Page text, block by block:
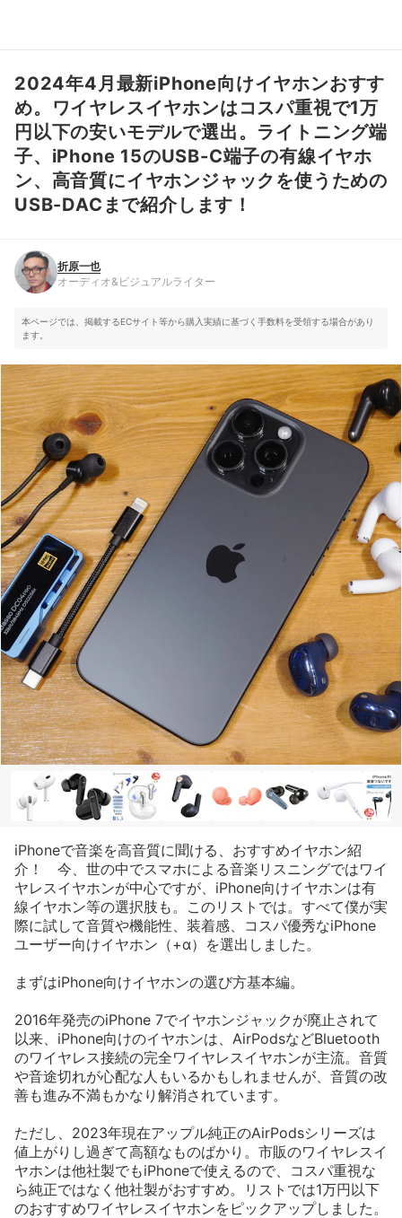
折原一也
オーディオ&ビジュアルライター
2024年4月最新iPhone向けイヤホンおすす
め。ワイヤレスイヤホンはコスパ重視で1万
円以下の安いモデルで選出。ライトニング端
子、iPhone 15のUSB-C端子の有線イヤホ
ン、高音質にイヤホンジャックを使うための
USB-DACまで紹介します！
折原一也
オーディオ&ビジュアルライター
本ページでは、掲載するECサイト等から購入実績に基づく手数料を受領する場合があり
ます。
iPhoneで音楽を高音質に聞ける、おすすめイヤホン紹
介！ 今、世の中でスマホによる音楽リスニングではワイ
ヤレスイヤホンが中心ですが、iPhone向けイヤホンは有
線イヤホン等の選択肢も。このリストでは。すべて僕が実
際に試して音質や機能性、装着感、コスパ優秀なiPhone
ユーザー向けイヤホン（+α）を選出しました。
まずはiPhone向けイヤホンの選び方基本編。
2016年発売のiPhone 7でイヤホンジャックが廃止されて
以来、iPhone向けのイヤホンは、AirPodsなどBluetooth
のワイヤレス接続の完全ワイヤレスイヤホンが主流。音質
や音途切れが心配な人もいるかもしれませんが、音質の改
善も進み不満もかなり解消されています。
ただし、2023年現在アップル純正のAirPodsシリーズは
値上がりし過ぎて高額なものばかり。市販のワイヤレスイ
ヤホンは他社製でもiPhoneで使えるので、コスパ重視な
ら純正ではなく他社製がおすすめ。リストでは1万円以下
のおすすめワイヤレスイヤホンをピックアップしました。